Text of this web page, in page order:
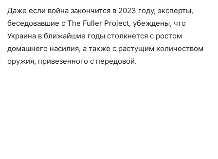
Даже если война закончится в 2023 году, эксперты,
беседовавшие с The Fuller Project, убеждены, что
Украина в ближайшие годы столкнется с ростом
домашнего насилия, а также с растущим количеством
оружия, привезенного с передовой.